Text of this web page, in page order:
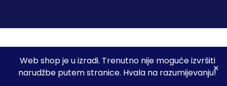
Web shop je u izradi. Trenutno nije moguće izvršiti
narudžbe putem stranice. Hvala na razumijevanju!
Moj račun